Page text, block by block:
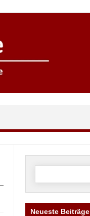
Suche
Neueste Beiträge